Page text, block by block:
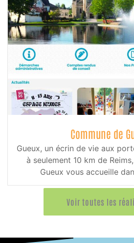
Commune de
Gueux, un écrin de vie aux
à seulement 10 km de
Gueux vous accueille
Voir toutes les